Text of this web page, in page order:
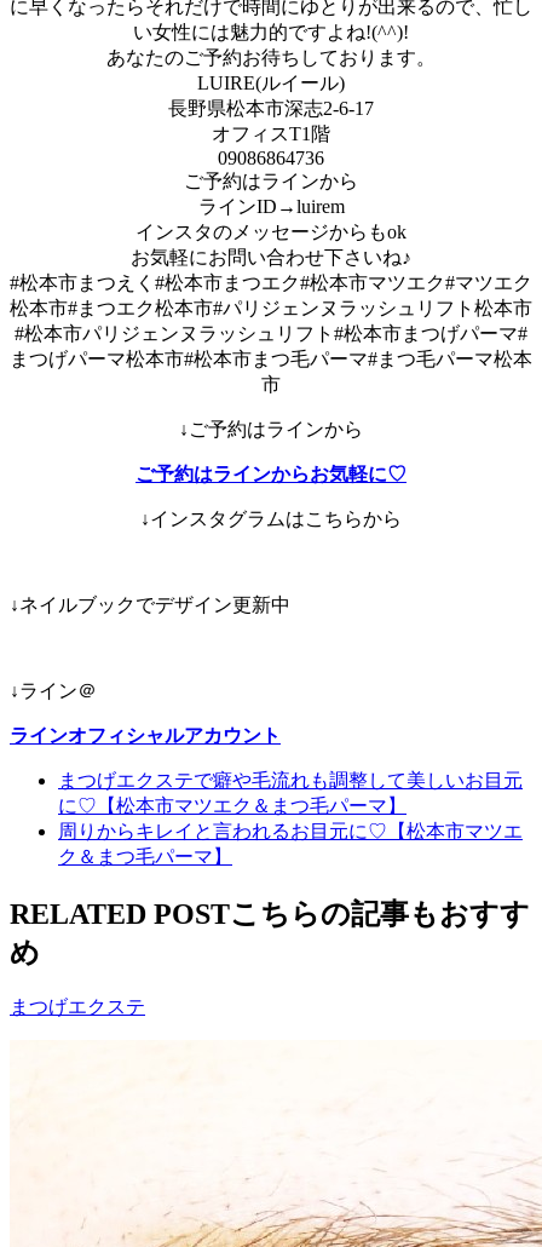
に早くなったらそれだけで時間にゆとりが出来るので、忙し
い女性には魅力的ですよね!(^^)!
あなたのご予約お待ちしております。
LUIRE(ルイール)
長野県松本市深志2-6-17
オフィスT1階
09086864736
ご予約はラインから
ラインID→luirem
インスタのメッセージからもok
お気軽にお問い合わせ下さいね♪
#松本市まつえく#松本市まつエク#松本市マツエク#マツエク
松本市#まつエク松本市#パリジェンヌラッシュリフト松本市
#松本市パリジェンヌラッシュリフト#松本市まつげパーマ#
まつげパーマ松本市#松本市まつ毛パーマ#まつ毛パーマ松本
市
↓ご予約はラインから
ご予約はラインからお気軽に♡
↓インスタグラムはこちらから
↓ネイルブックでデザイン更新中
↓ライン＠
ラインオフィシャルアカウント
まつげエクステで癖や毛流れも調整して美しいお目元
に♡【松本市マツエク＆まつ毛パーマ】
周りからキレイと言われるお目元に♡【松本市マツエ
ク＆まつ毛パーマ】
RELATED POSTこちらの記事もおすす
め
まつげエクステ